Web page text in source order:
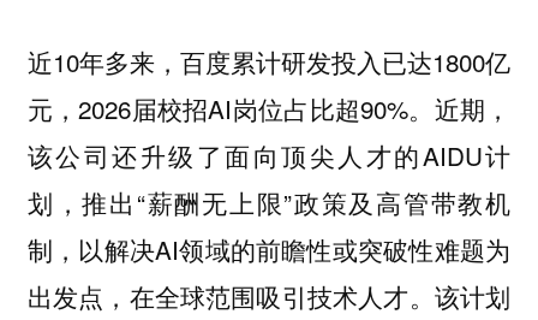
近10年多来，百度累计研发投入已达1800亿
元，2026届校招AI岗位占比超90%。近期，
该公司还升级了面向顶尖人才的AIDU计
划，推出“薪酬无上限”政策及高管带教机
制，以解决AI领域的前瞻性或突破性难题为
出发点，在全球范围吸引技术人才。该计划